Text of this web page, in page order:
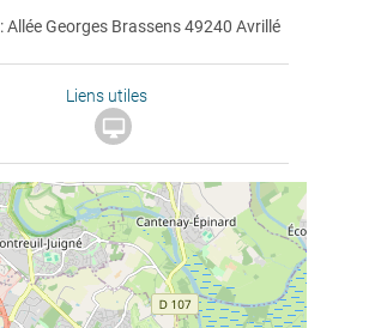
: Allée Georges Brassens 49240 Avrillé
Liens utiles
